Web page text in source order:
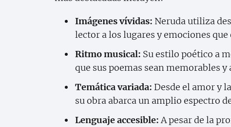
Imágenes vívidas: Neruda utiliza
lector a los lugares y emociones que
Ritmo musical: Su estilo poético a
que sus poemas sean memorables
Temática variada: Desde el amor y
su obra abarca un amplio espectro
Lenguaje accesible: A pesar de la